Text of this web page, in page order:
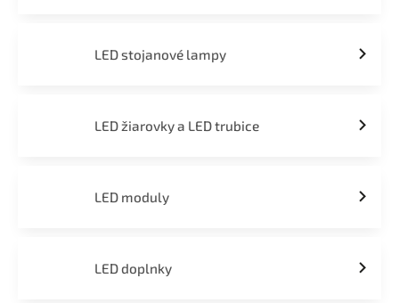
LED stojanové lampy
LED žiarovky a LED trubice
LED moduly
LED doplnky